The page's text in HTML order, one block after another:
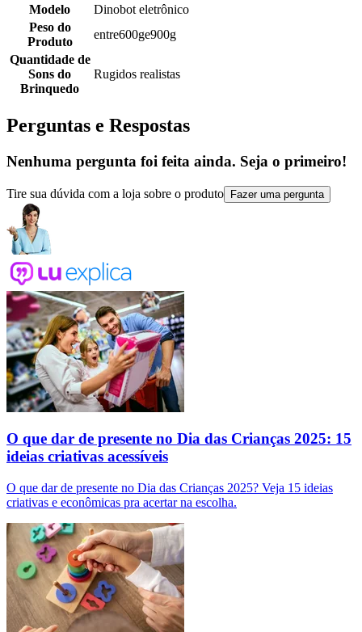
Modelo
Dinobot eletrônico
Peso do
Produto
entre600ge900g
Quantidade de
Sons do
Brinquedo
Rugidos realistas
Perguntas e Respostas
Nenhuma pergunta foi feita ainda. Seja o primeiro!
Tire sua dúvida com a loja sobre o produto Fazer uma pergunta
O que dar de presente no Dia das Crianças 2025: 15
ideias criativas acessíveis
O que dar de presente no Dia das Crianças 2025? Veja 15 ideias
criativas e econômicas pra acertar na escolha.